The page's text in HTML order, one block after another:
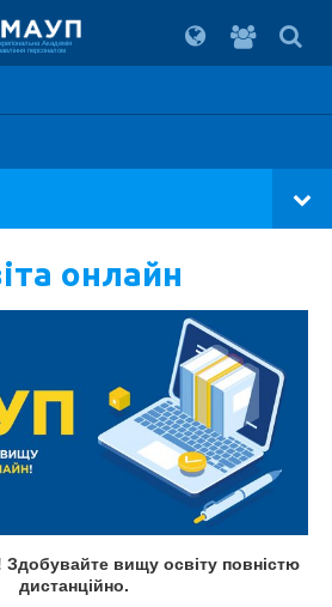
Вхід
для
Академія
персоналом
онлайн
Здобувайте вищу освіту повністю
дистанційно.